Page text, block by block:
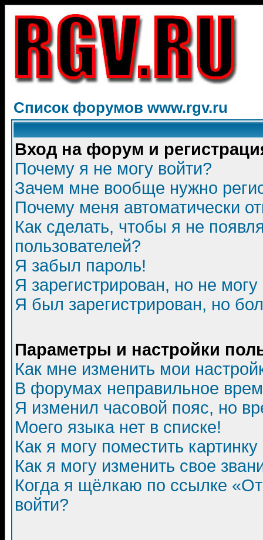
Список форумов www.rgv.ru
Вход на форум и
Почему я не могу войти?
Зачем мне вообще нужно
Почему меня автоматически
Как сделать, чтобы я не
пользователей?
Я забыл пароль!
Я зарегистрирован, но не могу
Я был зарегистрирован, но
Параметры и настройки
Как мне изменить мои
В форумах неправильное
Я изменил часовой пояс, но
Моего языка нет в списке!
Как я могу поместить
Как я могу изменить свое
Когда я щёлкаю по ссылке
войти?